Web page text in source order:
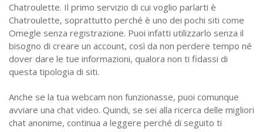
Chatroulette. Il primo servizio di cui voglio parlarti è
Chatroulette, soprattutto perché è uno dei pochi siti come
Omegle senza registrazione. Puoi infatti utilizzarlo senza il
bisogno di creare un account, così da non perdere tempo né
dover dare le tue informazioni, qualora non ti fidassi di
questa tipologia di siti.
Anche se la tua webcam non funzionasse, puoi comunque
avviare una chat video. Quindi, se sei alla ricerca delle migliori
chat anonime, continua a leggere perché di seguito ti